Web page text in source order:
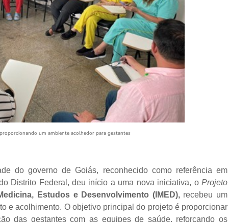
um ambiente acolhedor para gestantes
do governo de Goiás, reconhecido como referência em
Distrito Federal, deu início a uma nova iniciativa, o Projeto
Estudos e Desenvolvimento (IMED),recebeu um
e acolhimento. O objetivo principal do projeto é proporcionar
das gestantes com as equipes de saúde, reforçando os